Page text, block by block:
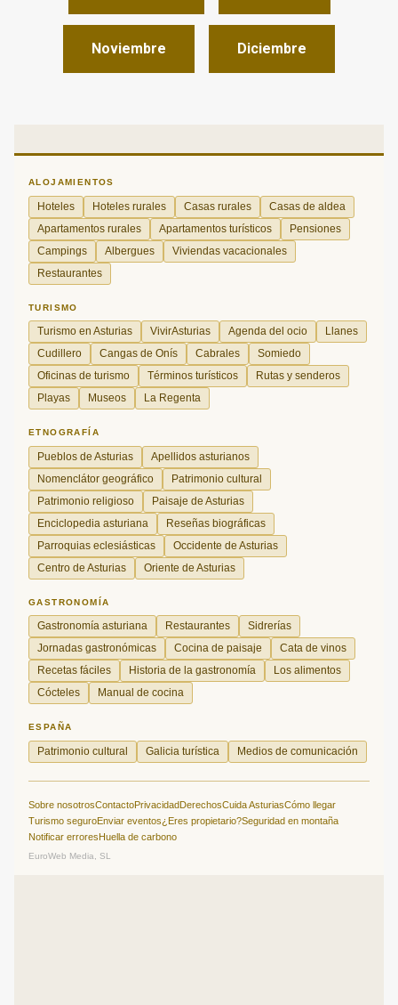
Noviembre Diciembre